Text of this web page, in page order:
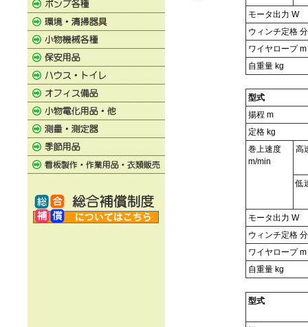
モータ出力 W
ウィンチ定格 分
ワイヤロープ m
自重量 kg
型式
揚程 m
定格 kg
巻上速度
m/min
高
低
モータ出力 W
ウィンチ定格 分
ワイヤロープ m
自重量 kg
型式